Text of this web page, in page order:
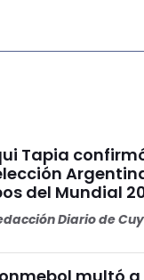
Tapia
del Mundial
Diario de
multó